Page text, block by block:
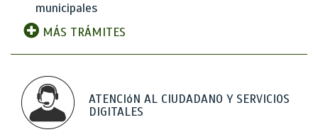
municipales
MÁS TRÁMITES
ATENCIóN AL CIUDADANO Y SERVICIOS
DIGITALES